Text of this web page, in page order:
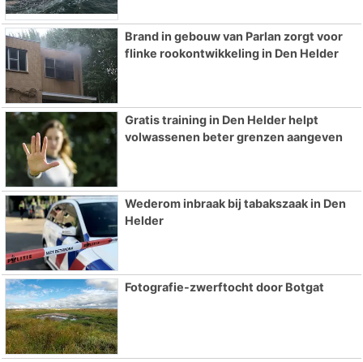
Brand in gebouw van Parlan zorgt voor
flinke rookontwikkeling in Den Helder
Gratis training in Den Helder helpt
volwassenen beter grenzen aangeven
Wederom inbraak bij tabakszaak in Den
Helder
Fotografie-zwerftocht door Botgat